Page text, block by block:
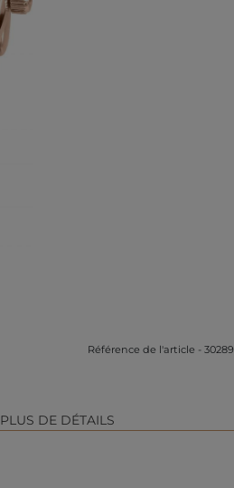
Référence de l'article - 30289
PLUS DE DÉTAILS